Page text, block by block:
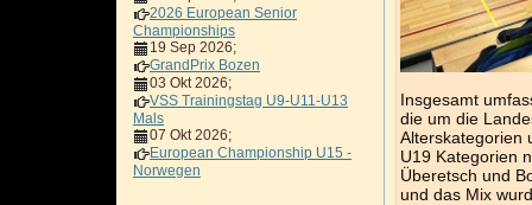
2026 European Senior
Championships
19 Sep 2026;
GrandPrix Bozen
03 Okt 2026;
VSS Trainingstag U9-U11-U13
Mals
07 Okt 2026;
European Championship U15 -
Norwegen
Insgesamt
die um die
Alterskategorien
U19 Kategorien
Überetsch und
und das Mix